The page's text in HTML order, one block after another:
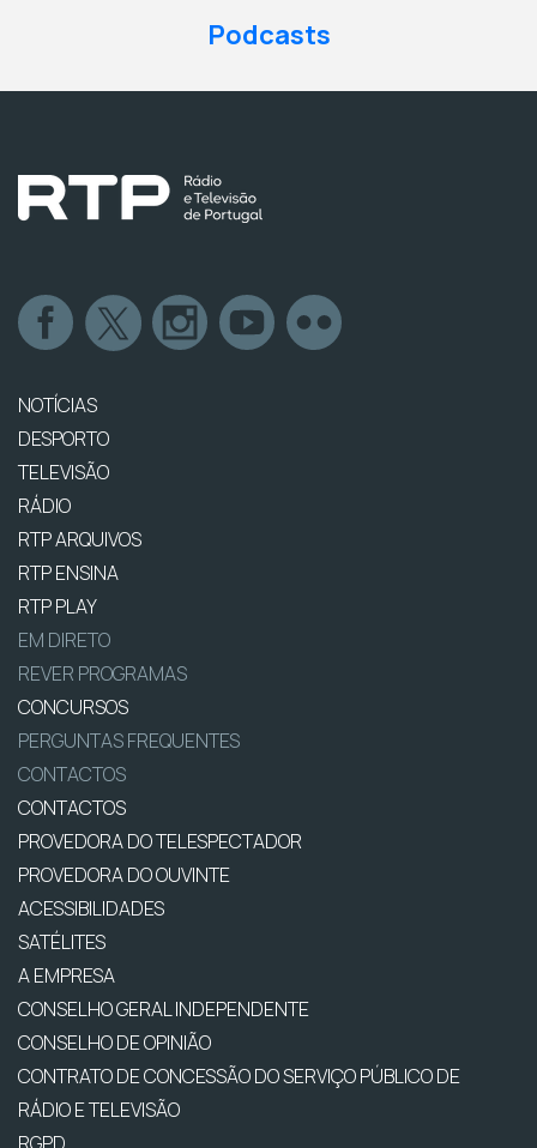
Podcasts
NOTÍCIAS
DESPORTO
TELEVISÃO
RÁDIO
RTP ARQUIVOS
RTP ENSINA
RTP PLAY
EM DIRETO
REVER PROGRAMAS
CONCURSOS
PERGUNTAS FREQUENTES
CONTACTOS
CONTACTOS
PROVEDORA DO TELESPECTADOR
PROVEDORA DO OUVINTE
ACESSIBILIDADES
SATÉLITES
A EMPRESA
CONSELHO GERAL INDEPENDENTE
CONSELHO DE OPINIÃO
CONTRATO DE CONCESSÃO DO SERVIÇO PÚBLICO DE
RÁDIO E TELEVISÃO